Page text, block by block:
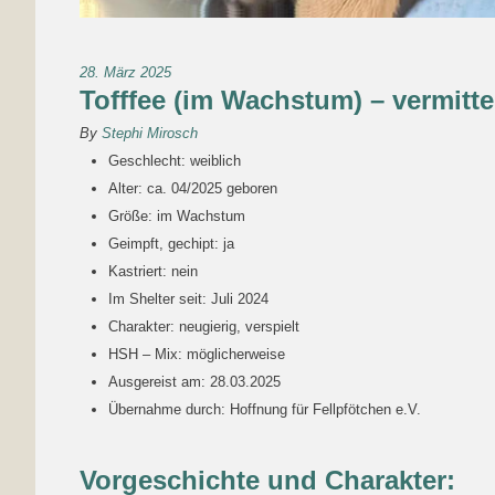
28. März 2025
Tofffee (im Wachstum) –
By Stephi Mirosch
Geschlecht: weiblich
Alter: ca. 04/2025 geboren
Größe: im Wachstum
Geimpft, gechipt: ja
Kastriert: nein
Im Shelter seit: Juli 2024
Charakter: neugierig, verspielt
HSH – Mix: möglicherweise
Ausgereist am: 28.03.2025
Übernahme durch: Hoffnung für Fellpfötchen e.V.
Vorgeschichte und Charakter: